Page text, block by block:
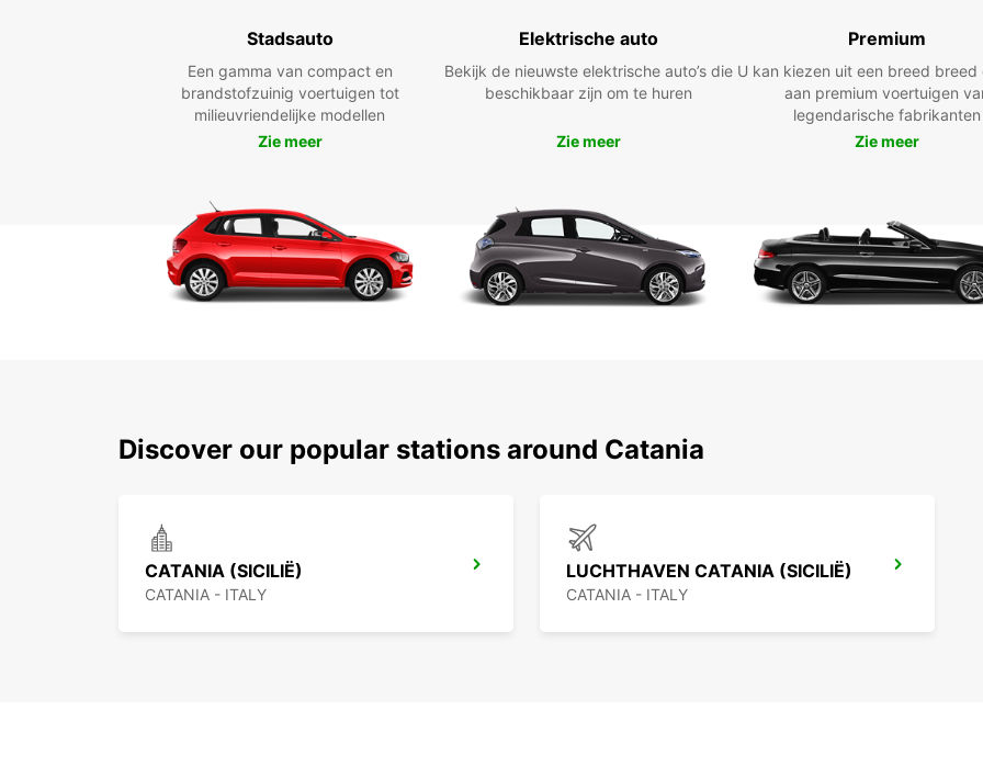
een
Stadsauto
Een gamma van compact en
brandstofzuinig voertuigen tot
milieuvriendelijke modellen
Zie meer
Elektrische auto
Bekijk de nieuwste elektrische auto’s die
beschikbaar zijn om te huren
Zie meer
Premium
U kan kiezen uit een breed breed
aan premium voertuigen
legendarische fabrikanten
Zie meer
Discover our popular stations around Catania
CATANIA (SICILIË)
CATANIA - ITALY
LUCHTHAVEN CATANIA (SICILIË)
CATANIA - ITALY